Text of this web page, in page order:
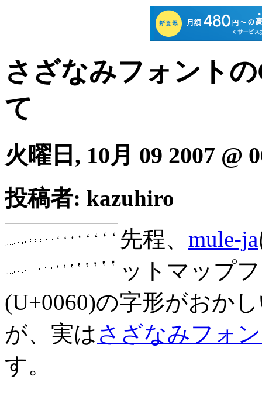
さざなみフォント
て
火曜日, 10月 09 2007 @
投稿者: kazuhiro
先程、 mule-ja
ットマップ
(U+0060)の字形がおか
が、実は さざなみフォ
す。